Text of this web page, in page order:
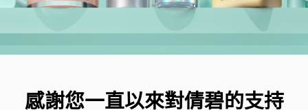
感謝您一直以來對倩碧的支持